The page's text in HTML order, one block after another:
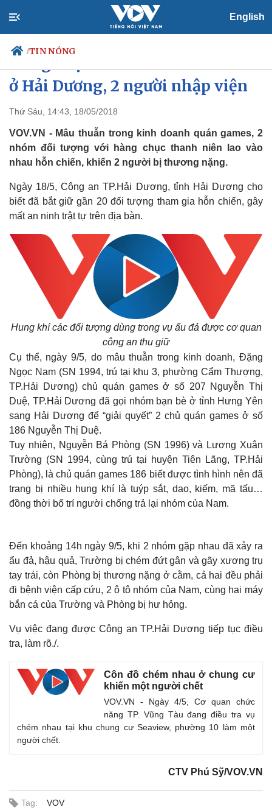
English
/TIN NÓNG
Chính trị
Đảng
Tổ chức nhân sự
Quốc hội
Tin 24h
Dự báo thời tiết
Giáo dục
Dấu ấn VOV
Việc làm
Biển đảo
Thế giới
Multimedia
E-Magazine
ở Hải Dương, 2 người nhập viện
Thứ Sáu, 14:43, 18/05/2018
VOV.VN - Mâu thuẫn trong kinh doanh quán games, 2
nhóm đối tượng với hàng chục thanh niên lao vào
nhau hỗn chiến, khiến 2 người bị thương nặng.
Ngày 18/5, Công an TP.Hải Dương, tỉnh Hải Dương cho
biết đã bắt giữ gần 20 đối tượng tham gia hỗn chiến, gây
mất an ninh trật tự trên địa bàn.
Hung khí các đối tượng dùng trong vụ ẩu đả được cơ quan
công an thu giữ
Cụ thể, ngày 9/5, do mâu thuẫn trong kinh doanh, Đặng
Ngọc Nam (SN 1994, trú tại khu 3, phường Cẩm Thượng,
TP.Hải Dương) chủ quán games ở số 207 Nguyễn Thị
Duệ, TP.Hải Dương đã gọi nhóm bạn bè ở tỉnh Hưng Yên
sang Hải Dương để “giải quyết” 2 chủ quán games ở số
186 Nguyễn Thị Duệ.
Tuy nhiên, Nguyễn Bá Phòng (SN 1996) và Lương Xuân
Trường (SN 1994, cùng trú tại huyện Tiên Lãng, TP.Hải
Phòng), là chủ quán games 186 biết được tình hình nên đã
trang bị nhiều hung khí là tuýp sắt, dao, kiếm, mã tấu…
đồng thời bố trí người chống trả lại nhóm của Nam.
Đến khoảng 14h ngày 9/5, khi 2 nhóm gặp nhau đã xảy ra
ẩu đả, hậu quả, Trường bị chém đứt gân và gãy xương trụ
tay trái, còn Phòng bị thương nặng ở cằm, cả hai đều phải
đi bệnh viện cấp cứu, 2 ô tô nhóm của Nam, cùng hai máy
bắn cá của Trường và Phòng bị hư hỏng.
Vụ việc đang được Công an TP.Hải Dương tiếp tục điều
tra, làm rõ./.
Côn đồ chém nhau ở chung cư
khiến một người chết
VOV.VN - Ngày 4/5, Cơ quan chức
năng TP. Vũng Tàu đang điều tra vụ
chém nhau tại khu chung cư Seaview, phường 10 làm một
người chết.
CTV Phú Sỹ/VOV.VN
Tag: VOV